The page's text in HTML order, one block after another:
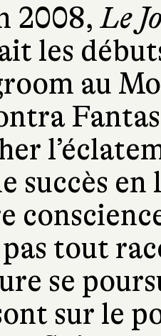
2008,Le
les
au
succès
pas tout
se
sur le